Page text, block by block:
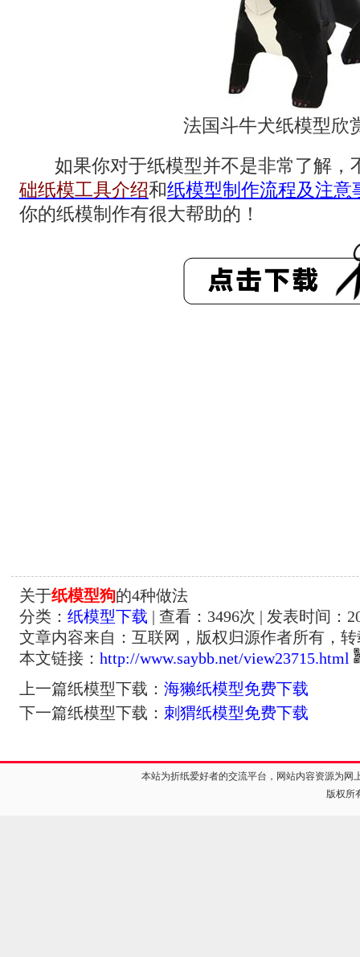
法国斗牛犬纸模型欣
如果你对于纸模型并不是非常了解，
础纸模工具介绍和纸模型制作流程及注意
你的纸模制作有很大帮助的！
关于纸模型狗的4种做法
分类： 纸模型下载 | 查看： 3496次 | 发表时间：
文章内容来自：互联网，版权归源作者所有，
本文链接： http://www.saybb.net/view23715.html
上一篇纸模型下载： 海獭纸模型免费下载
下一篇纸模型下载： 刺猬纸模型免费下载
本站为折纸爱好者的交流平台，网站内容资源为
版权所